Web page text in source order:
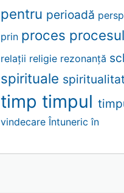
pentru perioadă
prin proces procesul
relații religie rezonanţă
spirituale
timptimpul
vindecareÎntunericîn